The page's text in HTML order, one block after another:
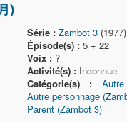
)
Série : Zambot 3(1977)
Épisode(s) :5 + 22
Voix :?
Activité(s) :Inconnue
Catégorie(s) :
Autre personnage
Parent (Zambot 3)